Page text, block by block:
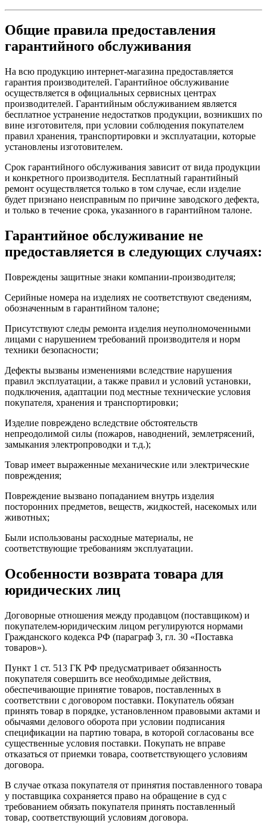
Общие правила предоставления
гарантийного обслуживания
На всю продукцию интернет-магазина предоставляется
гарантия производителей. Гарантийное обслуживание
осуществляется в официальных сервисных центрах
производителей. Гарантийным обслуживанием является
бесплатное устранение недостатков продукции, возникших по
вине изготовителя, при условии соблюдения покупателем
правил хранения, транспортировки и эксплуатации, которые
установлены изготовителем.
Срок гарантийного обслуживания зависит от вида продукции
и конкретного производителя. Бесплатный гарантийный
ремонт осуществляется только в том случае, если изделие
будет признано неисправным по причине заводского дефекта,
и только в течение срока, указанного в гарантийном талоне.
Гарантийное обслуживание не
предоставляется в следующих случаях:
Повреждены защитные знаки компании-производителя;
Серийные номера на изделиях не соответствуют сведениям,
обозначенным в гарантийном талоне;
Присутствуют следы ремонта изделия неуполномоченными
лицами с нарушением требований производителя и норм
техники безопасности;
Дефекты вызваны изменениями вследствие нарушения
правил эксплуатации, а также правил и условий установки,
подключения, адаптации под местные технические условия
покупателя, хранения и транспортировки;
Изделие повреждено вследствие обстоятельств
непреодолимой силы (пожаров, наводнений, землетрясений,
замыкания электропроводки и т.д.);
Товар имеет выраженные механические или электрические
повреждения;
Повреждение вызвано попаданием внутрь изделия
посторонних предметов, веществ, жидкостей, насекомых или
животных;
Были использованы расходные материалы, не
соответствующие требованиям эксплуатации.
Особенности возврата товара для
юридических лиц
Договорные отношения между продавцом (поставщиком) и
покупателем-юридическим лицом регулируются нормами
Гражданского кодекса РФ (параграф 3, гл. 30 «Поставка
товаров»).
Пункт 1 ст. 513 ГК РФ предусматривает обязанность
покупателя совершить все необходимые действия,
обеспечивающие принятие товаров, поставленных в
соответствии с договором поставки. Покупатель обязан
принять товар в порядке, установленном правовыми актами и
обычаями делового оборота при условии подписания
спецификации на партию товара, в которой согласованы все
существенные условия поставки. Покупать не вправе
отказаться от приемки товара, соответствующего условиям
договора.
В случае отказа покупателя от принятия поставленного товара
у поставщика сохраняется право на обращение в суд с
требованием обязать покупателя принять поставленный
товар, соответствующий условиям договора.